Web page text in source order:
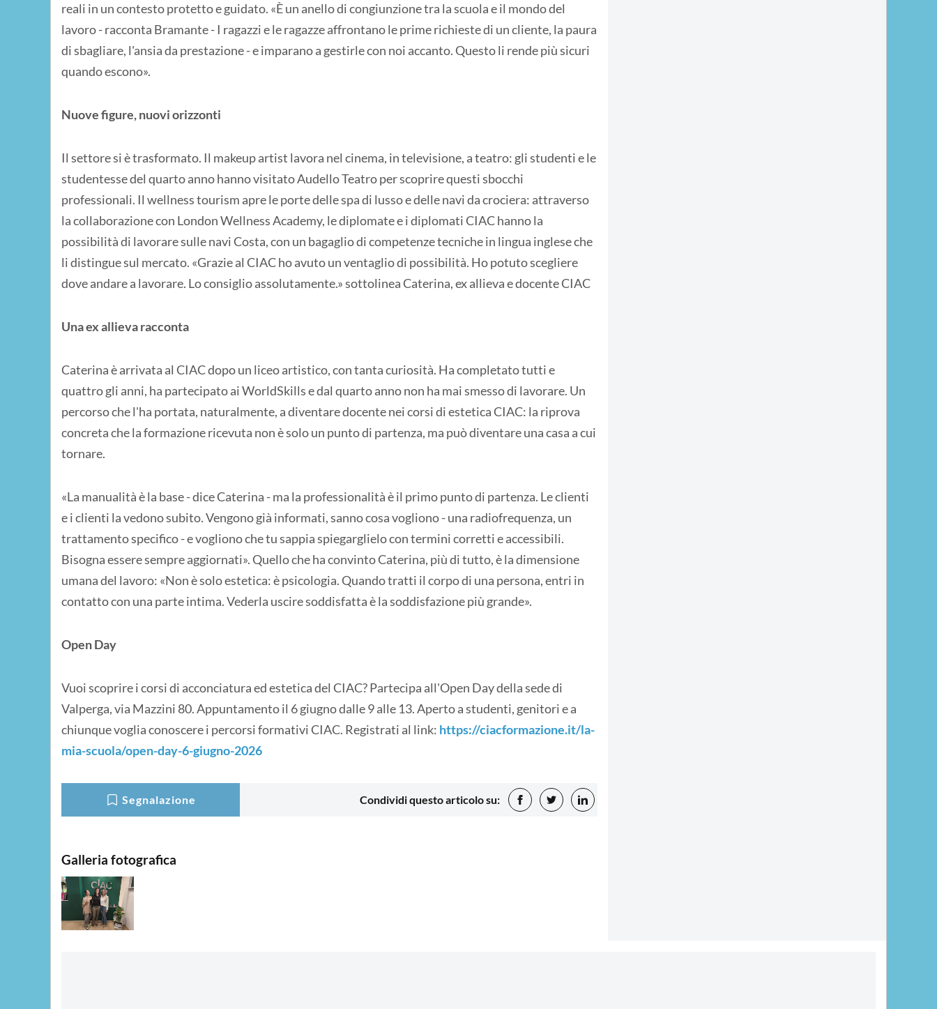
reali in un contesto protetto e guidato. «È un anello di congiunzione tra la scuola e il mondo del
lavoro - racconta Bramante - I ragazzi e le ragazze affrontano le prime richieste di un cliente, la paura
di sbagliare, l'ansia da prestazione - e imparano a gestirle con noi accanto. Questo li rende più sicuri
quando escono».
Nuove figure, nuovi orizzonti
Il settore si è trasformato. Il makeup artist lavora nel cinema, in televisione, a teatro: gli studenti e le
studentesse del quarto anno hanno visitato Audello Teatro per scoprire questi sbocchi
professionali. Il wellness tourism apre le porte delle spa di lusso e delle navi da crociera: attraverso
la collaborazione con London Wellness Academy, le diplomate e i diplomati CIAC hanno la
possibilità di lavorare sulle navi Costa, con un bagaglio di competenze tecniche in lingua inglese che
li distingue sul mercato. «Grazie al CIAC ho avuto un ventaglio di possibilità. Ho potuto scegliere
dove andare a lavorare. Lo consiglio assolutamente.» sottolinea Caterina, ex allieva e docente CIAC
Una ex allieva racconta
Caterina è arrivata al CIAC dopo un liceo artistico, con tanta curiosità. Ha completato tutti e
quattro gli anni, ha partecipato ai WorldSkills e dal quarto anno non ha mai smesso di lavorare. Un
percorso che l'ha portata, naturalmente, a diventare docente nei corsi di estetica CIAC: la riprova
concreta che la formazione ricevuta non è solo un punto di partenza, ma può diventare una casa a cui
tornare.
«La manualità è la base - dice Caterina - ma la professionalità è il primo punto di partenza. Le clienti
e i clienti la vedono subito. Vengono già informati, sanno cosa vogliono - una radiofrequenza, un
trattamento specifico - e vogliono che tu sappia spiegarglielo con termini corretti e accessibili.
Bisogna essere sempre aggiornati». Quello che ha convinto Caterina, più di tutto, è la dimensione
umana del lavoro: «Non è solo estetica: è psicologia. Quando tratti il corpo di una persona, entri in
contatto con una parte intima. Vederla uscire soddisfatta è la soddisfazione più grande».
Open Day
Vuoi scoprire i corsi di acconciatura ed estetica del CIAC? Partecipa all'Open Day della sede di
Valperga, via Mazzini 80. Appuntamento il 6 giugno dalle 9 alle 13. Aperto a studenti, genitori e a
chiunque voglia conoscere i percorsi formativi CIAC. Registrati al link: https://ciacformazione.it/la-
mia-scuola/open-day-6-giugno-2026
Segnalazione Condividi questo articolo su:
Galleria fotografica